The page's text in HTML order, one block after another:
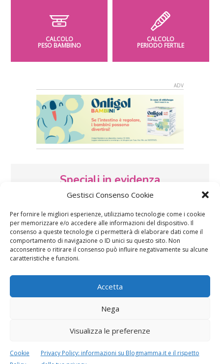
Gestisci Consenso Cookie
Per fornire le migliori esperienze, utilizziamo tecnologie come i cookie
per memorizzare e/o accedere alle informazioni del dispositivo. Il
consenso a queste tecnologie ci permetterà di elaborare dati come il
comportamento di navigazione o ID unici su questo sito. Non
acconsentire o ritirare il consenso può influire negativamente su alcune
caratteristiche e funzioni.
Accetta
Nega
Visualizza le preferenze
Cookie
Privacy Policy: informazioni su Blogmamma.it e il rispetto
CALCOLO
PESO BAMBINO
CALCOLO
PERIODO FERTILE
Speciali in evidenza
Vaccini
lavoretti, biglietti
d’auguri, filastrocche
gravidanza